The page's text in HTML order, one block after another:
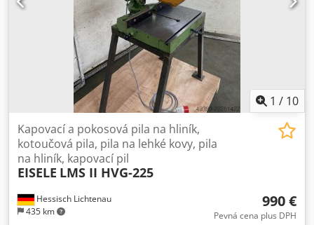
1 / 10
Hessisch Lichtenau
435 km
Kapovací a pokosová pila na hliník,
kotoučová pila, pila na lehké kovy, pila
na hliník, kapovací pil
EISELE LMS II HVG-225
990 €
Pevná cena plus DPH